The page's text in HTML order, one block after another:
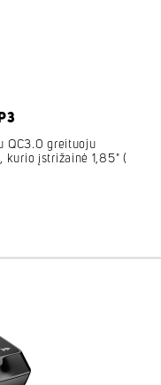
QC3.0 greituoju
įstrižainė 1,85" (